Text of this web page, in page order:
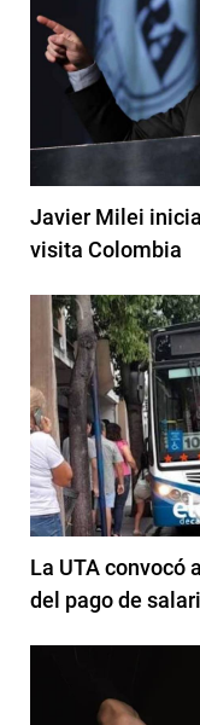
Javier Milei
visita Colombia
La UTA convocó
del pago de